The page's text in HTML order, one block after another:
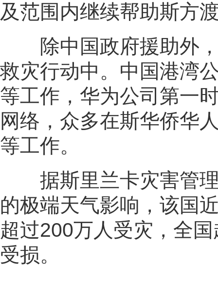
及范围内继续帮助斯方
除中国政府援助外，
救灾行动中。中国港湾
等工作，华为公司第一
网络，众多在斯华侨华
等工作。
据斯里兰卡灾害管理
的极端天气影响，该国
超过200万人受灾，全
受损。